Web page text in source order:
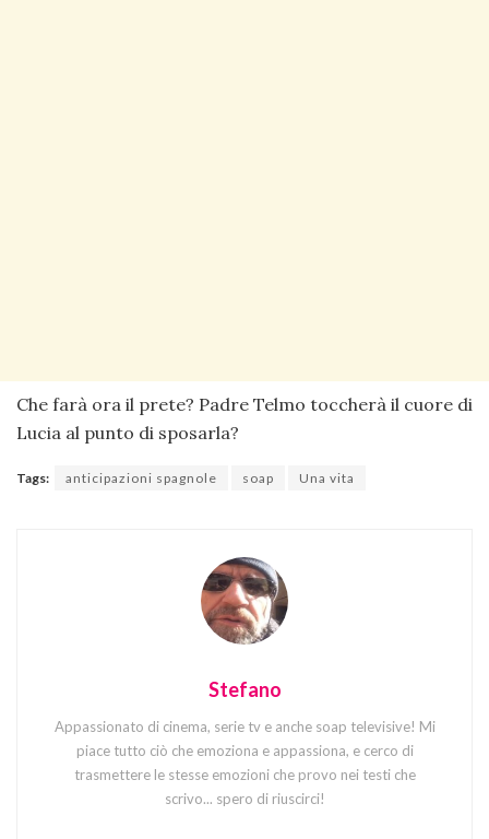
Che farà ora il prete? Padre Telmo toccherà il cuore di
Lucia al punto di sposarla?
Tags: anticipazioni spagnole soap Una vita
Stefano
Appassionato di cinema, serie tv e anche soap televisive! Mi
piace tutto ciò che emoziona e appassiona, e cerco di
trasmettere le stesse emozioni che provo nei testi che
scrivo... spero di riuscirci!